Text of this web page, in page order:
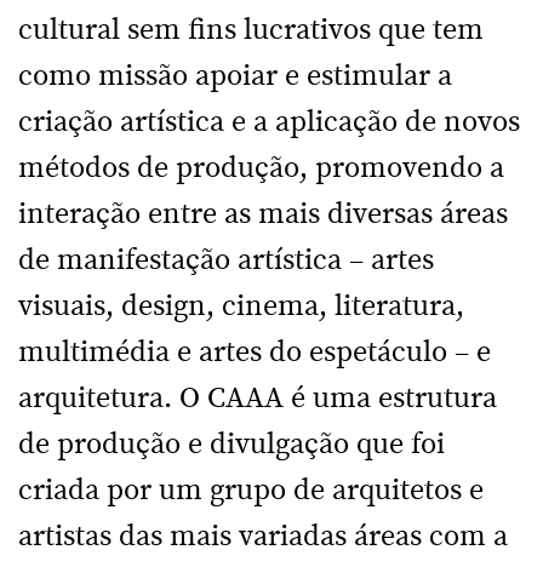
cultural sem fins lucrativos que tem
como missão apoiar e estimular a
criação artística e a aplicação de novos
métodos de produção, promovendo a
interação entre as mais diversas áreas
de manifestação artística – artes
visuais, design, cinema, literatura,
multimédia e artes do espetáculo – e
arquitetura. O CAAA é uma estrutura
de produção e divulgação que foi
criada por um grupo de arquitetos e
artistas das mais variadas áreas com a